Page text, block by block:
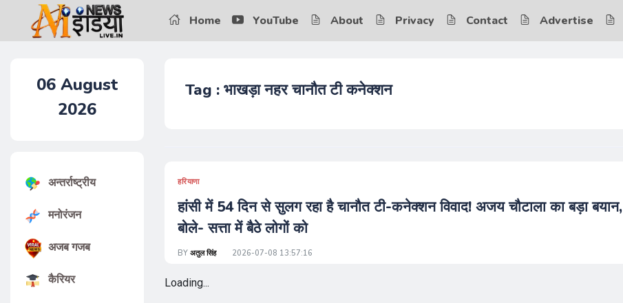
Home YouTube About Privacy Contact Advertise
06 August
2026
अन्तर्राष्ट्रीय
मनोरंजन
अजब गजब
कैरियर
Tag : भाखड़ा नहर चानौत टी कनेक्शन
हरियाणा
हांसी में 54 दिन से सुलग रहा है चानौत टी-कनेक्शन विवाद! अजय चौटाला का बड़ा
बोले- सत्ता में बैठे लोगों को
BY अतुल सिंह 2026-07-08 13:57:16
Loading...